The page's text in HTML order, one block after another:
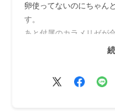
卵使ってないのにちゃん
す。
あと付属のカラメリゼが
友達にもおすすめしたし